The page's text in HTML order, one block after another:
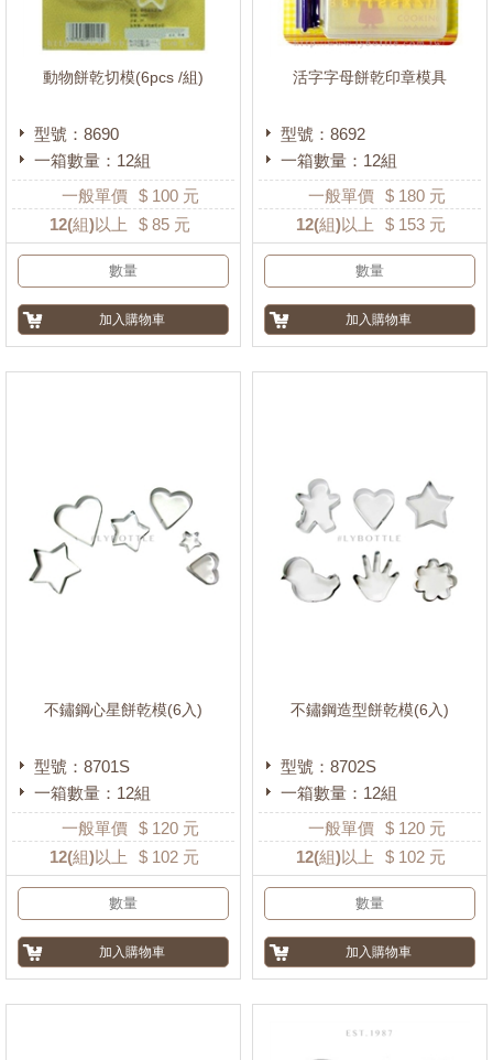
動物餅乾切模(6pcs /組)
型號：8690
一箱數量：12組
一般單價 $ 100 元
12(組)以上 $ 85 元
活字字母餅乾印章模具
型號：8692
一箱數量：12組
一般單價 $ 180 元
12(組)以上 $ 153 元
不鏽鋼心星餅乾模(6入)
型號：8701S
一箱數量：12組
一般單價 $ 120 元
12(組)以上 $ 102 元
不鏽鋼造型餅乾模(6入)
型號：8702S
一箱數量：12組
一般單價 $ 120 元
12(組)以上 $ 102 元